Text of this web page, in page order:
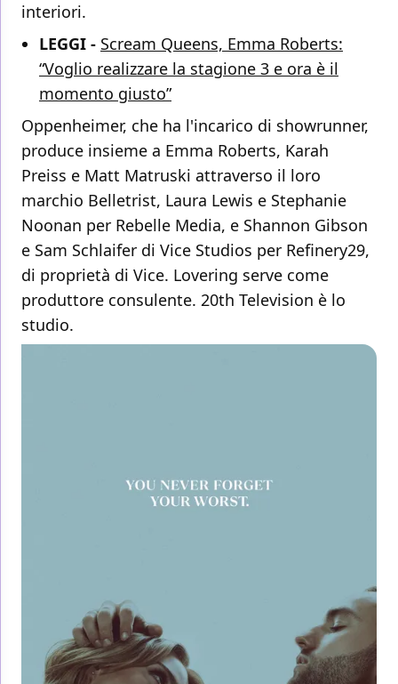
interiori.
LEGGI - Scream Queens, Emma Roberts:
“Voglio realizzare la stagione 3 e ora è il
momento giusto”
Oppenheimer, che ha l'incarico di showrunner,
produce insieme a Emma Roberts, Karah
Preiss e Matt Matruski attraverso il loro
marchio Belletrist, Laura Lewis e Stephanie
Noonan per Rebelle Media, e Shannon Gibson
e Sam Schlaifer di Vice Studios per Refinery29,
di proprietà di Vice. Lovering serve come
produttore consulente. 20th Television è lo
studio.